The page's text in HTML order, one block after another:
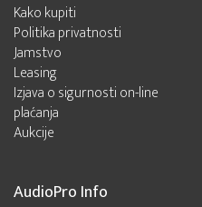
Kako kupiti
Politika privatnosti
Jamstvo
Leasing
Izjava o sigurnosti on-line
plaćanja
Aukcije
AudioPro Info